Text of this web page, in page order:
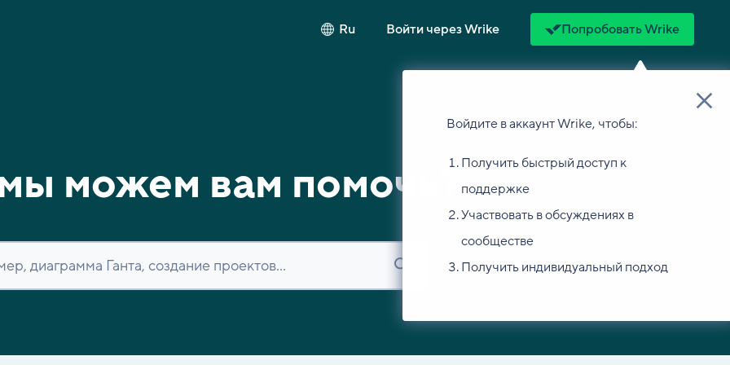
Ru Войти через Wrike Попробовать Wrike
Войдите в аккаунт Wrike, чтобы:
Получить быстрый доступ к
поддержке
Участвовать в обсуждениях в
сообществе
Получить индивидуальный подход
можем вам помочь?